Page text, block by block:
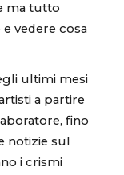
ma tutto
vedere cosa
ultimi mesi
a partire
fino
notizie sul
i crismi